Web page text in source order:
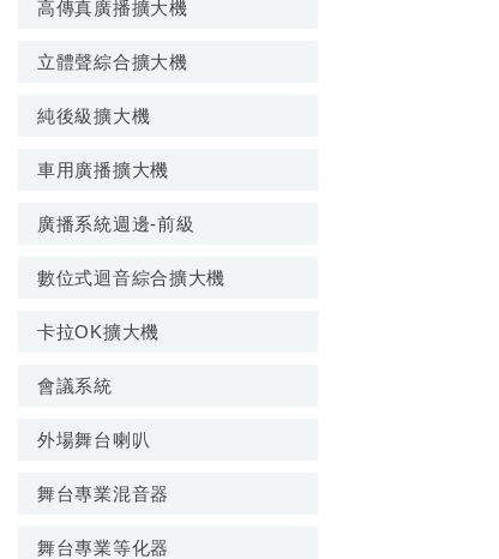
高傳真廣播擴大機
立體聲綜合擴大機
純後級擴大機
車用廣播擴大機
廣播系統週邊-前級
數位式迴音綜合擴大機
卡拉OK擴大機
會議系統
外場舞台喇叭
舞台專業混音器
舞台專業等化器